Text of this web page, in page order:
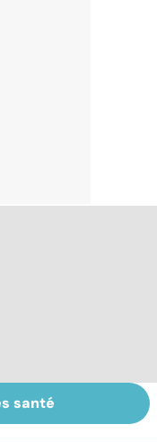
froid : nos
santé